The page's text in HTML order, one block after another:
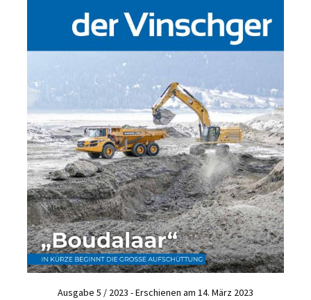
Ausgabe 5 / 2023 - Erschienen am 14. März 2023